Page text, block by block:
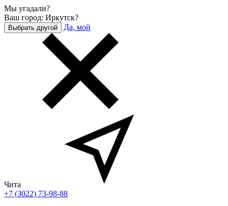
Мы угадали?
Ваш город: Иркутск?
Выбрать другой Да, мой
Чита
+7 (3022) 73-98-88